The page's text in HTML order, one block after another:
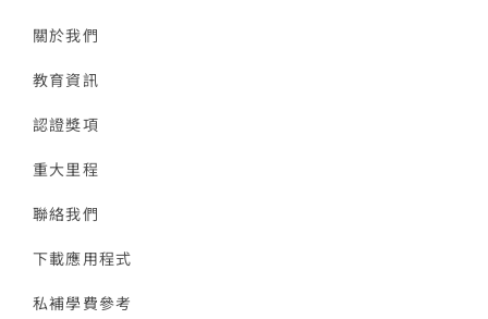
關於我們
教育資訊
認證獎項
重大里程
聯絡我們
下載應用程式
私補學費參考